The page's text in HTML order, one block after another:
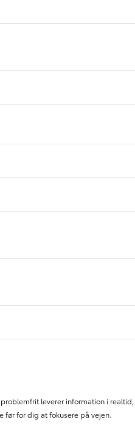
leverer information i realtid,
for dig at fokusere på vejen.